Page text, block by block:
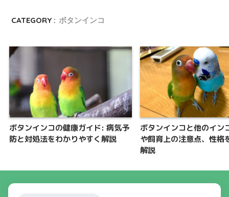
CATEGORY : ボタンインコ
ボタンインコの健康ガイド: 病気予
防と対処法をわかりやすく解説
ボタンインコと他のイン
や飼育上の注意点、性格
解説